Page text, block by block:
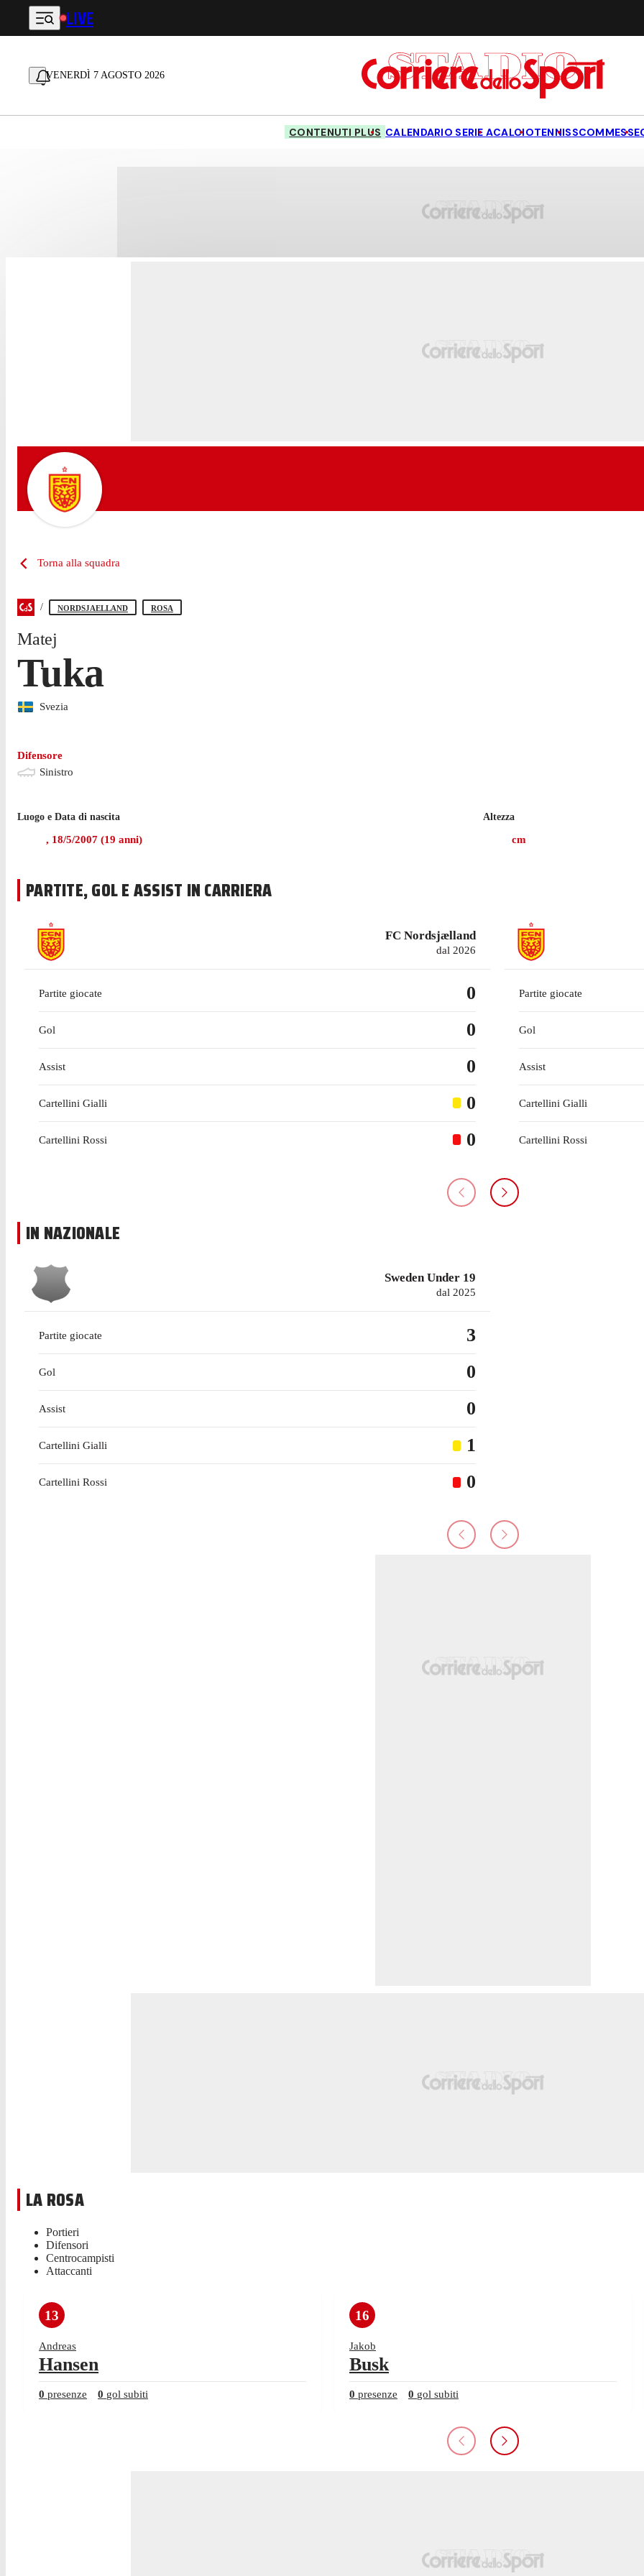
Vai al contenuto principale
LIVE
VENERDÌ 7 AGOSTO 2026
CONTENUTI PLUS CALENDARIO SERIE ACALCIOTENNISSCOMMESSE
Torna alla squadra
NORDSJAELLAND ROSA
Matej
Tuka
Svezia
Difensore
Sinistro
Luogo e Data di nascita
, 18/5/2007 (19 anni)
Altezza
cm
PARTITE, GOL E ASSIST IN CARRIERA
FC Nordsjælland
dal 2026
Partite giocate 0
Gol 0
Assist 0
Cartellini Gialli 0
Cartellini Rossi 0
Partite giocate
Gol
Assist
Cartellini Gialli
Cartellini Rossi
IN NAZIONALE
Sweden Under 19
dal 2025
Partite giocate 3
Gol 0
Assist 0
Cartellini Gialli 1
Cartellini Rossi 0
LA ROSA
Portieri
Difensori
Centrocampisti
Attaccanti
13
Andreas
Hansen
0 presenze 0 gol subiti
16
Jakob
Busk
0 presenze 0 gol subiti